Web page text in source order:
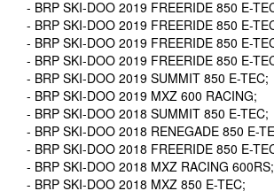
- BRP SKI-DOO 2019 FREERIDE 850 E-
- BRP SKI-DOO 2019 FREERIDE 850 E-
- BRP SKI-DOO 2019 FREERIDE 850 E-
- BRP SKI-DOO 2019 FREERIDE 850 E-
- BRP SKI-DOO 2019 SUMMIT 850 E-TEC;
- BRP SKI-DOO 2019 MXZ 600 RACING;
- BRP SKI-DOO 2018 SUMMIT 850 E-TEC;
- BRP SKI-DOO 2018 RENEGADE 850 E-
- BRP SKI-DOO 2018 FREERIDE 850 E-
- BRP SKI-DOO 2018 MXZ RACING 600RS;
- BRP SKI-DOO 2018 MXZ 850 E-TEC;